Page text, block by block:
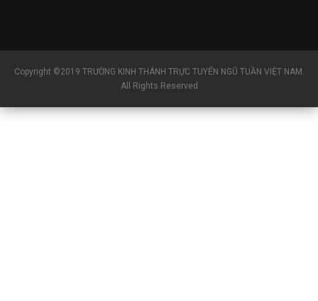
Copyright ©2019 TRƯỜNG KINH THÁNH TRỰC TUYẾN NGŨ TUẦN VIỆT NAM.
All Rights Reserved